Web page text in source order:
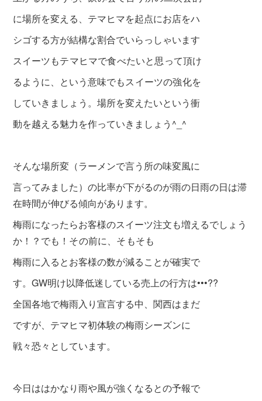
に場所を変える、テマヒマを起点にお店をハ
シゴする方が結構な割合でいらっしゃいます
スイーツもテマヒマで食べたいと思って頂け
るように、という意味でもスイーツの強化を
していきましょう。場所を変えたいという衝
動を越える魅力を作っていきましょう^_^
そんな場所変（ラーメンで言う所の味変風に
言ってみました）の比率が下がるのが雨の日雨の日は滞
在時間が伸びる傾向があります。
梅雨になったらお客様のスイーツ注文も増えるでしょう
か！？ でも！ その前に、そもそも
梅雨に入るとお客様の数が減ることが確実で
す。GW明け以降低迷している売上の行方は•••??
全国各地で梅雨入り宣言する中、関西はまだ
ですが、 テマヒマ初体験の梅雨シーズンに
戦々恐々としています。
今日ははかなり雨や風が強くなるとの予報で